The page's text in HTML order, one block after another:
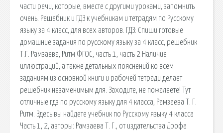
части речи, которые, вместе с другими уроками, запомнить
очень. Решебник и ГДЗ к учебникам и тетрадям по Русскому
языку за 4 класс, для всех авторов. ГДЗ: Спиши готовые
домашние задания по русскому языку за 4 класс, решебник
Т.Г. Рамзаева, Ритм ФГОС, часть 1, часть 2 Наличие
иллюстраций, а также детальных пояснений ко всем
заданиям из основной книги и рабочей тетради делает
решебник незаменимым для. Заходите, не пожалеете! Тут
отличные гдз по русскому языку для 4 класса, Рамзаева Т. Г.
Ритм. Здесь вы найдете учебник по Русскому языку 4 класса
Часть 1, 2, авторы: Рамзаева Т. Г., от издательства Дрофа